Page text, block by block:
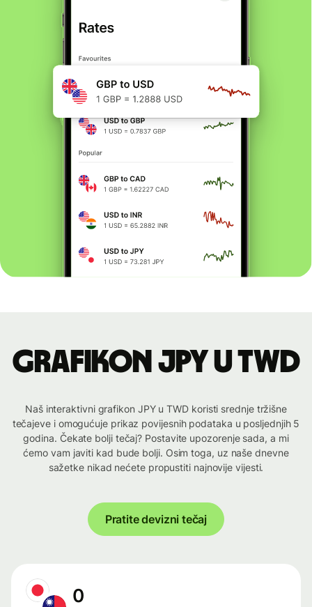
Grafikon JPY u TWD
Naš interaktivni grafikon JPY u TWD koristi srednje tržišne
tečajeve i omogućuje prikaz povijesnih podataka u posljednjih 5
godina. Čekate bolji tečaj? Postavite upozorenje sada, a mi
ćemo vam javiti kad bude bolji. Osim toga, uz naše dnevne
sažetke nikad nećete propustiti najnovije vijesti.
Pratite devizni tečaj
0